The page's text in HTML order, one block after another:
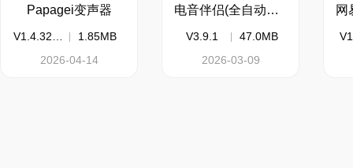
Papagei变声器
1.85MB
2026-04-14
电音伴侣(全自动电音软件)
V3.9.1
47.0MB
2026-03-09